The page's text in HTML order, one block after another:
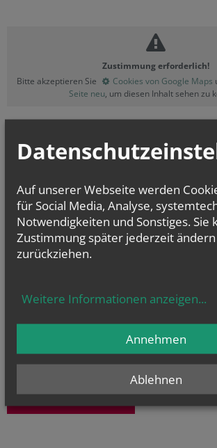
Zustimmung erforderlich!
Bitte akzeptieren Sie
Cookies von Google Maps
Seite neu, um diesen Inhalt sehen zu
vorherige
Auf unserer Webseite werden
für Social Media, Analyse,
Notwendigkeiten und Sonstiges. Sie
Zustimmung später jederzeit
zurückziehen.
Weitere Informationen anzeigen...
Ablehnen
Annehmen